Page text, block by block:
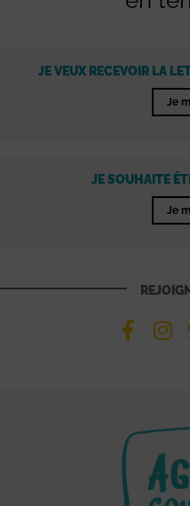
JE VEUX RECEVOIR LA
Je
JE SOUHAITE
Je